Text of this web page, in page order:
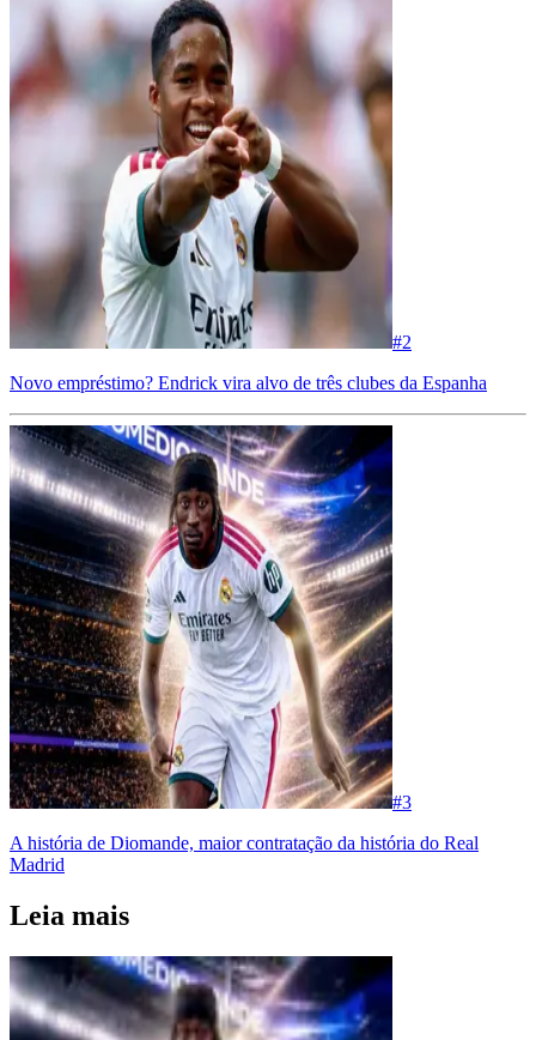
#2
Novo empréstimo? Endrick vira alvo de três clubes da Espanha
#3
A história de Diomande, maior contratação da história do Real
Madrid
Leia mais